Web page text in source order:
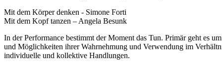
Mit dem Körper denken - Simone Forti
Mit dem Kopf tanzen – Angela Besunk
In der Performance bestimmt der Moment das Tun. Primär geht es
und Möglichkeiten ihrer Wahrnehmung und Verwendung im
individuelle und kollektive Handlungen.